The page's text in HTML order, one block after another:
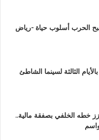
الحرب أسلوب حياة -رياض
الثالثة لسينما الشاطئ
خطه الخلفي بصفقة مالية..